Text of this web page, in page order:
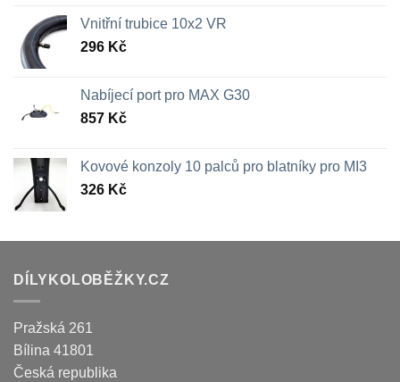
Vnitřní trubice 10x2 VR
296 Kč
Nabíjecí port pro MAX G30
857 Kč
Kovové konzoly 10 palců pro blatníky pro MI3
326 Kč
DÍLYKOLOBĚŽKY.CZ
Pražská 261
Bílina 41801
Česká republika